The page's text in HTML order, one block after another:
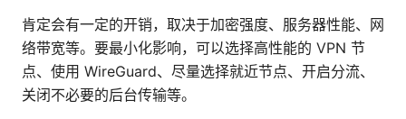
肯定会有一定的开销，取决于加密强度、服务器性能、网
络带宽等。要最小化影响，可以选择高性能的 VPN 节
点、使用 WireGuard、尽量选择就近节点、开启分流、
关闭不必要的后台传输等。